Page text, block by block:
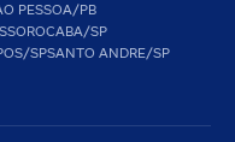
PESSOA/PB
SOROCABA/SP
SPSANTO ANDRE/SP